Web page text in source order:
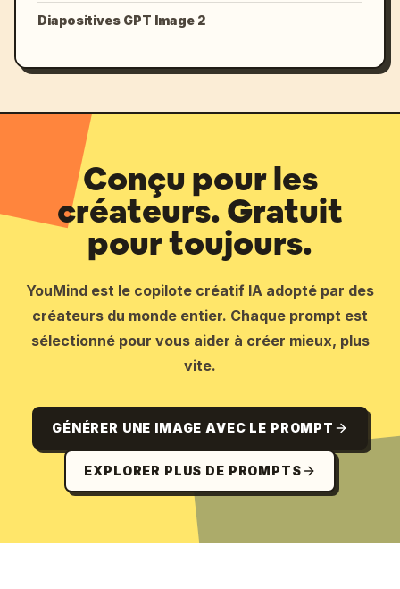
Diapositives GPT Image 2
Conçu pour les
créateurs. Gratuit
pour toujours.
YouMind est le copilote créatif IA adopté par des
créateurs du monde entier. Chaque prompt est
sélectionné pour vous aider à créer mieux, plus
vite.
GÉNÉRER UNE IMAGE AVEC LE PROMPT
EXPLORER PLUS DE PROMPTS